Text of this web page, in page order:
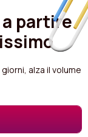
partire
alza il volume